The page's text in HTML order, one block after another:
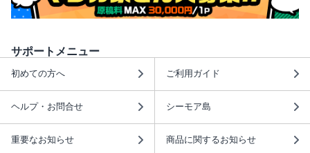
サポートメニュー
初めての方へ ご利用ガイド
ヘルプ・お問合せ シーモア島
重要なお知らせ 商品に関するお知らせ